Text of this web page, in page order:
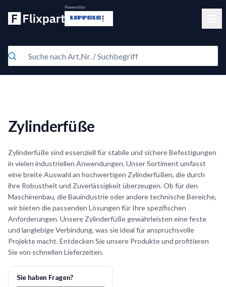
Powered by:
Zylinderfüße
Zylinderfüße sind essenziell für stabile und sichere Befestigungen
in vielen industriellen Anwendungen. Unser Sortiment umfasst
eine breite Auswahl an hochwertigen Zylinderfüßen, die durch
ihre Robustheit und Zuverlässigkeit überzeugen. Ob für den
Maschinenbau, die Bauindustrie oder andere technische Bereiche,
wir bieten die passenden Lösungen für Ihre spezifischen
Anforderungen. Unsere Zylinderfüße gewährleisten eine feste
und langlebige Verbindung, was sie ideal für anspruchsvolle
Projekte macht. Entdecken Sie unsere Produkte und profitieren
Sie von schnellen Lieferzeiten.
Sie haben Fragen?